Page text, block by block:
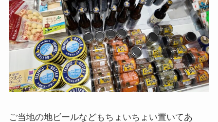
ご当地の地ビールなどもちょいちょい置いてあ